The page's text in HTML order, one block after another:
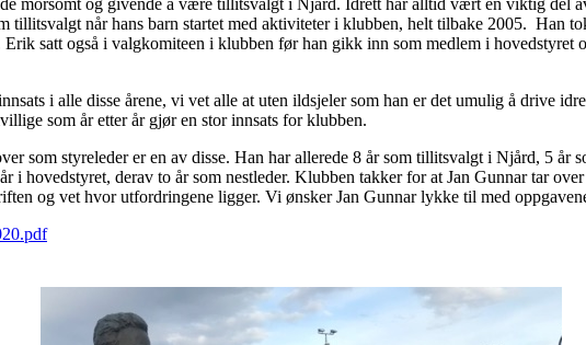
morsomt og givende å være tillitsvalgt i Njård. Idrett har alltid vært en viktig del
tillitsvalgt når hans barn startet med aktiviteter i klubben, helt tilbake 2005. Han
satt også i valgkomiteen i klubben før han gikk inn som medlem i hovedstyret
i alle disse årene, vi vet alle at uten ildsjeler som han er det umulig å drive
som år etter år gjør en stor innsats for klubben.
som styreleder er en av disse. Han har allerede 8 år som tillitsvalgt i Njård, 5 år
i hovedstyret, derav to år som nestleder. Klubben takker for at Jan Gunnar tar
og vet hvor utfordringene ligger. Vi ønsker Jan Gunnar lykke til med